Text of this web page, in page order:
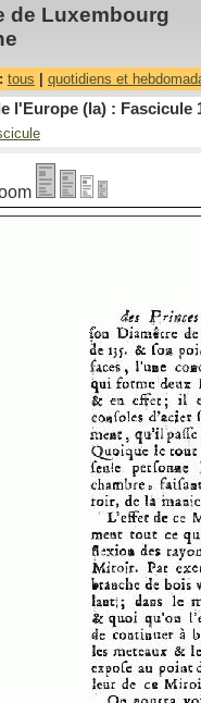
de Luxembourg
tous quotidiens et
l'Europe (la) : Fascicule